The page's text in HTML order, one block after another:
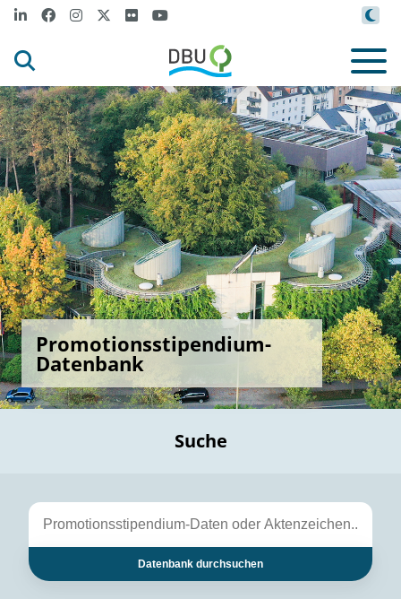
Promotionsstipendium-
Datenbank
Suche
Datenbank durchsuchen